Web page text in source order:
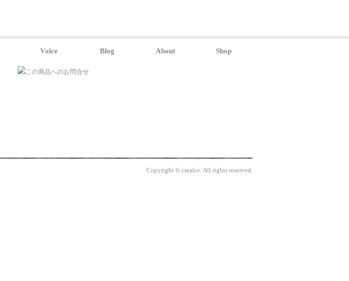
Voice Blog About Shop
Copyright © crealce. All rights reserved.